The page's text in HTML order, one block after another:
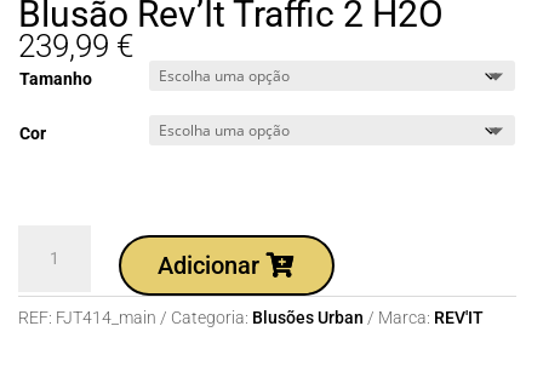
Blusão Rev’It Traffic 2 H2O
239,99 €
Tamanho
Cor
Blusão
Rev'It
Adicionar
REF: FJT414_main Categoria: Blusões Urban Marca: REV'IT